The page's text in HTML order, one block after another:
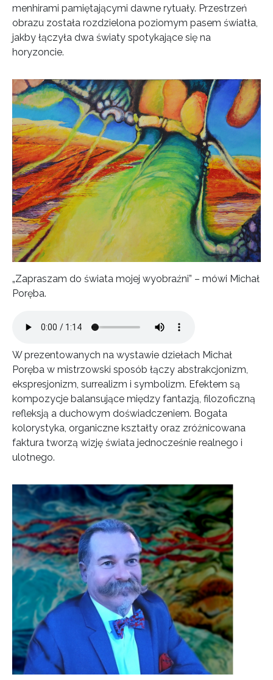
menhirami pamiętającymi dawne rytuały. Przestrzeń
obrazu została rozdzielona poziomym pasem światła,
jakby łączyła dwa światy spotykające się na
horyzoncie.
„Zapraszam do świata mojej wyobraźni” – mówi Michał
Poręba.
W prezentowanych na wystawie dziełach Michał
Poręba w mistrzowski sposób łączy abstrakcjonizm,
ekspresjonizm, surrealizm i symbolizm. Efektem są
kompozycje balansujące między fantazją, filozoficzną
refleksją a duchowym doświadczeniem. Bogata
kolorystyka, organiczne kształty oraz zróżnicowana
faktura tworzą wizję świata jednocześnie realnego i
ulotnego.